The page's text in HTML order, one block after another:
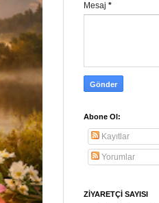
Mesaj *
Abone Ol:
Kayıtlar
Yorumlar
ZİYARETÇİ SAYISI